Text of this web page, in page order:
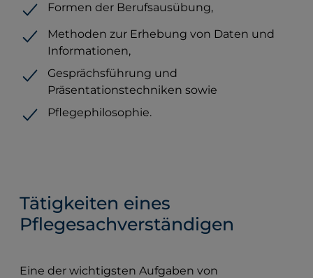
Formen der Berufsausübung,
Methoden zur Erhebung von Daten und
Informationen,
Gesprächsführung und
Präsentationstechniken sowie
Pflegephilosophie.
Tätigkeiten eines
Pflegesachverständigen
Eine der wichtigsten Aufgaben von